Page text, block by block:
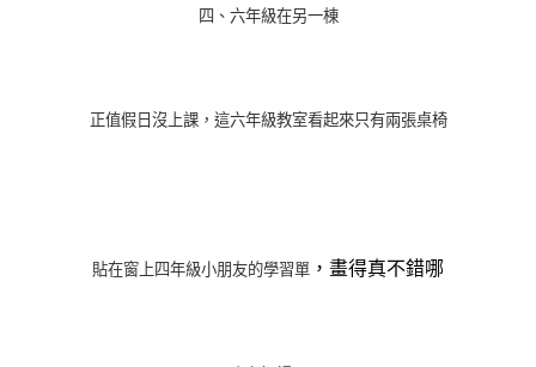
四、六年級在另一棟
正值假日沒上課，這六年級教室看起來只有兩張桌椅
貼在窗上四年級小朋友的學習單 ，畫得真不錯哪